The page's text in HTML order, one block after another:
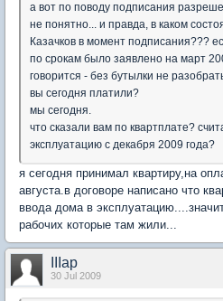
а вот по поводу подписания
не понятно... и правда, в каком
Казачков в момент подписания???
по срокам было заявлено на март
говорится - без бутылки не
вы сегодня платили?
мы сегодня.
что сказали вам по квартплате?
эксплуатацию с декабря 2009 года?
я сегодня принимал квартиру,на
августа.в договоре написано что
ввода дома в
рабочих которые там жили...
IIIap
30 Jul 2009